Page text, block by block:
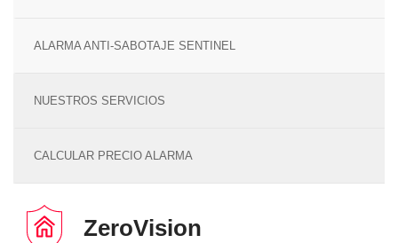
ALARMA ANTI-SABOTAJE SENTINEL
NUESTROS SERVICIOS
CALCULAR PRECIO ALARMA
ZeroVision